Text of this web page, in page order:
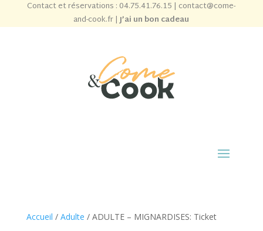
Contact et réservations : 04.75.41.76.15 | contact@come-
and-cook.fr|J’ai un bon cadeau
Accueil / Adulte / ADULTE – MIGNARDISES: Ticket